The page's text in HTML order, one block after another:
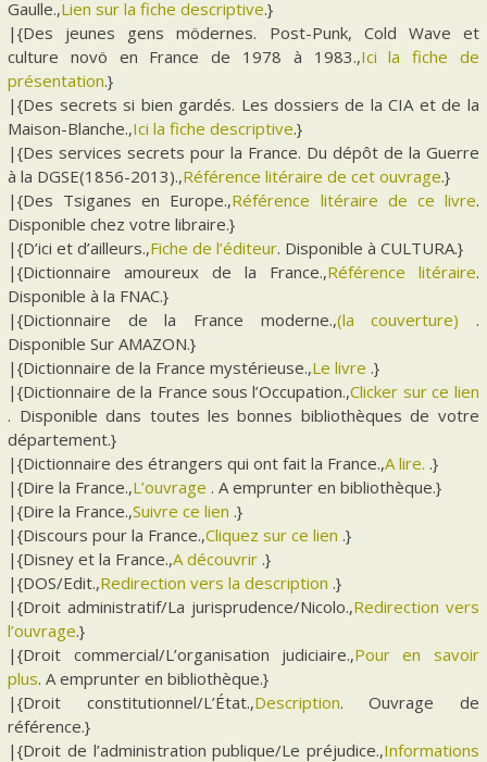
Gaulle.,Lien sur la fiche descriptive.}
|{Des jeunes gens mödernes. Post-Punk, Cold Wave et
culture novö en France de 1978 à 1983.,Ici la fiche de
présentation.}
|{Des secrets si bien gardés. Les dossiers de la CIA et de la
Maison-Blanche.,Ici la fiche descriptive.}
|{Des services secrets pour la France. Du dépôt de la Guerre
à la DGSE(1856-2013).,Référence litéraire de cet ouvrage.}
|{Des Tsiganes en Europe.,Référence litéraire de ce livre.
Disponible chez votre libraire.}
|{D’ici et d’ailleurs.,Fiche de l’éditeur. Disponible à CULTURA.}
|{Dictionnaire amoureux de la France.,Référence litéraire.
Disponible à la FNAC.}
|{Dictionnaire de la France moderne.,(la couverture) .
Disponible Sur AMAZON.}
|{Dictionnaire de la France mystérieuse.,Le livre .}
|{Dictionnaire de la France sous l’Occupation.,Clicker sur ce lien
. Disponible dans toutes les bonnes bibliothèques de votre
département.}
|{Dictionnaire des étrangers qui ont fait la France.,A lire. .}
|{Dire la France.,L’ouvrage . A emprunter en bibliothèque.}
|{Dire la France.,Suivre ce lien .}
|{Discours pour la France.,Cliquez sur ce lien .}
|{Disney et la France.,A découvrir .}
|{DOS/Edit.,Redirection vers la description .}
|{Droit administratif/La jurisprudence/Nicolo.,Redirection vers
l’ouvrage.}
|{Droit commercial/L’organisation judiciaire.,Pour en savoir
plus. A emprunter en bibliothèque.}
|{Droit constitutionnel/L’État.,Description. Ouvrage de
référence.}
|{Droit de l’administration publique/Le préjudice.,Informations